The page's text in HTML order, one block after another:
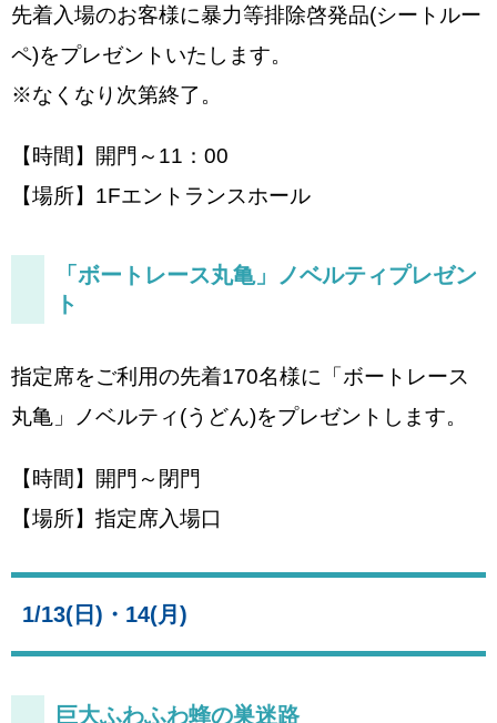
先着入場のお客様に暴力等排除啓発品(シートルー
ペ)をプレゼントいたします。
※なくなり次第終了。
【時間】開門～11：00
【場所】1Fエントランスホール
「ボートレース丸亀」ノベルティプレゼン
ト
指定席をご利用の先着170名様に「ボートレース
丸亀」ノベルティ(うどん)をプレゼントします。
【時間】開門～閉門
【場所】指定席入場口
1/13(日)・14(月)
巨大ふわふわ蜂の巣迷路